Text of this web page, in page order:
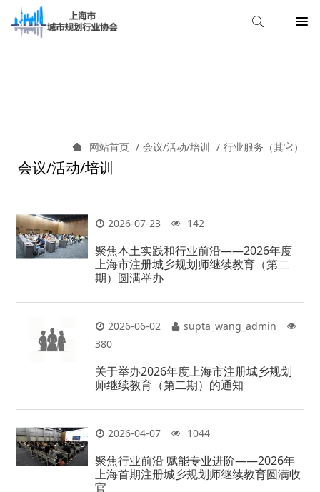
会议/活动/培训
行业服务（其它）
会议/活动/培训
网站首页
2026-07-23 142
聚焦本土实践和行业前沿——2026年度
上海市注册城乡规划师继续教育（第二
期）圆满举办
2026-06-02
supta_wang_admin
380
关于举办2026年度上海市注册城乡规划
师继续教育（第二期）的通知
2026-04-07 1044
聚焦行业前沿 赋能专业进阶——2026年
上海首期注册城乡规划师继续教育圆满收
官